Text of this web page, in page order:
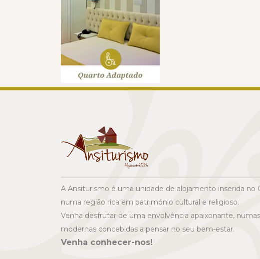
A Ansiturismo é uma unidade de alojamento inserida no
numa região rica em património cultural e religioso.
Venha desfrutar de uma envolvência apaixonante,
modernas concebidas a pensar no seu bem-estar.
Venha conhecer-nos!